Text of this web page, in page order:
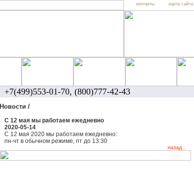
контакты карта сайта
+7(499)553-01-70, (800)777-42-43
Новости /
С 12 мая мы работаем ежедневно
2020-05-14
С 12 мая 2020 мы работаем ежедневно:
пн-чт в обычном режиме, пт до 13:30
назад...